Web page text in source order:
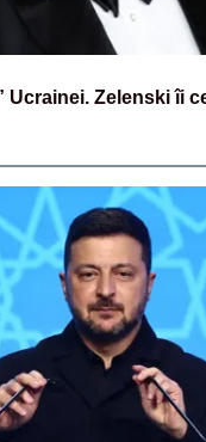
Ucrainei. Zelenski îi